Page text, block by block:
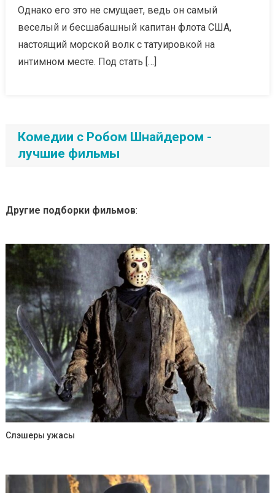
Однако его это не смущает, ведь он самый
веселый и бесшабашный капитан флота США,
настоящий морской волк с татуировкой на
интимном месте. Под стать […]
Комедии с Робом Шнайдером -
лучшие фильмы
Другие подборки фильмов:
Слэшеры ужасы